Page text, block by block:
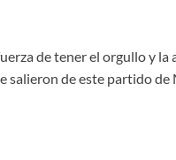
de tener el orgullo y
salieron de este partido